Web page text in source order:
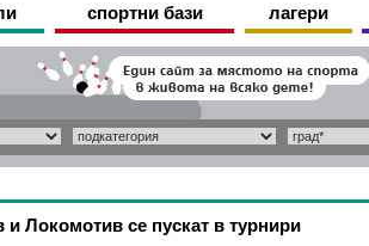
спортни бази лагери
и Локомотив се пускат в турнири